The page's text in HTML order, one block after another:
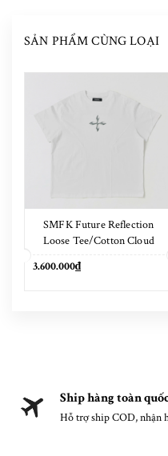
SẢN PHẨM CÙNG LOẠI
SMFK Future Reflection
Loose Tee/Cotton Cloud
3.600.000₫
Ship hàng toàn
Hỗ trợ ship COD, nhận